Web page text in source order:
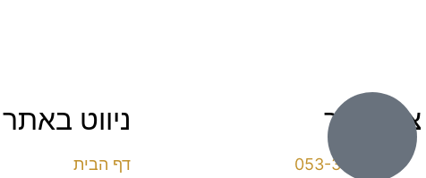
צור קשר
053-3016038⁩
ניווט באתר
דף הבית